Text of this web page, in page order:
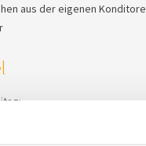
aus der eigenen